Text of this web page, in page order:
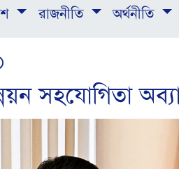
রাজনীতি অর্থনীতি
সহযোগিতা